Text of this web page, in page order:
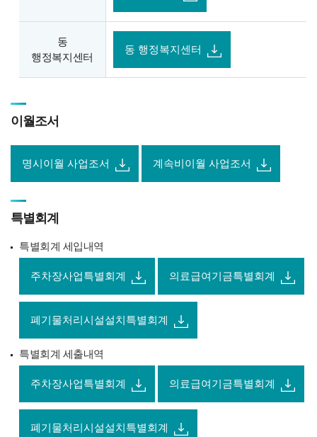
동
행정복지센터
동 행정복지센터
이월조서
명시이월 사업조서 계속비이월 사업조서
특별회계
특별회계 세입내역
주차장사업특별회계 의료급여기금특별회계
폐기물처리시설설치특별회계
특별회계 세출내역
주차장사업특별회계 의료급여기금특별회계
폐기물처리시설설치특별회계